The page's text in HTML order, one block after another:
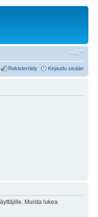
Rekisteröidy Kirjaudu sisään
Muista lukea